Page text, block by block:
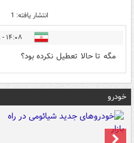
انتشار یافته: 1
۱۴:۰۸ - ۱۳۹۸/۱۲/۲۸
مگه تا حالا تعطیل نکرده بود؟
خودرو